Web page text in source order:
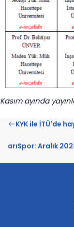
Kasım ayında
KYK ile İTÜ'de
arıSpor: Aralık